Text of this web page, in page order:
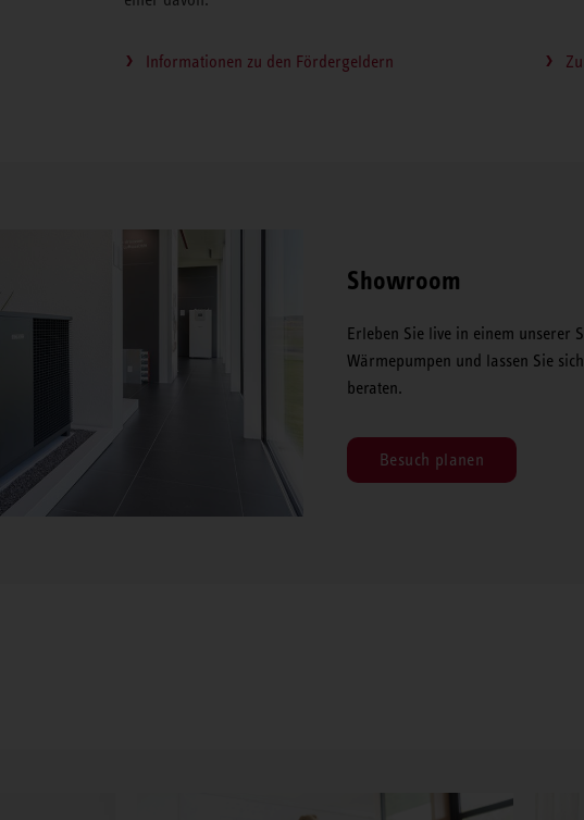
Informationen zu den Fördergeldern
Showroom
Erleben Sie live in einem unserer
Wärmepumpen und lassen Sie
beraten.
Besuch planen